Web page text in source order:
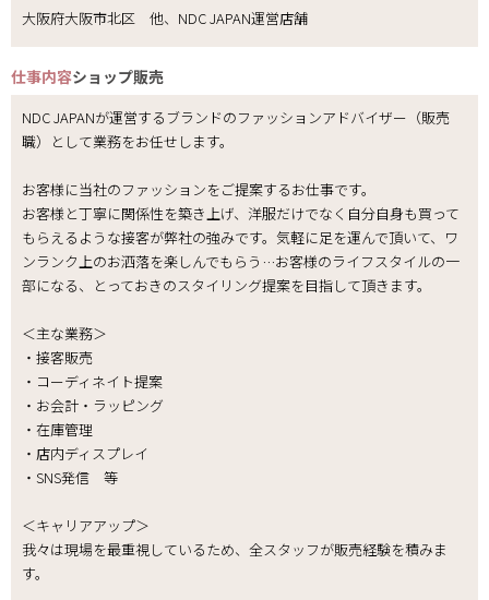
大阪府大阪市北区 他、NDC JAPAN運営店舗
仕事内容ショップ販売
NDC JAPANが運営するブランドのファッションアドバイザー（販売
職）として業務をお任せします。
お客様に当社のファッションをご提案するお仕事です。
お客様と丁寧に関係性を築き上げ、洋服だけでなく自分自身も買って
もらえるような接客が弊社の強みです。気軽に足を運んで頂いて、ワ
ンランク上のお洒落を楽しんでもらう…お客様のライフスタイルの一
部になる、とっておきのスタイリング提案を目指して頂きます。
＜主な業務＞
・接客販売
・コーディネイト提案
・お会計・ラッピング
・在庫管理
・店内ディスプレイ
・SNS発信 等
＜キャリアアップ＞
我々は現場を最重視しているため、全スタッフが販売経験を積みま
す。